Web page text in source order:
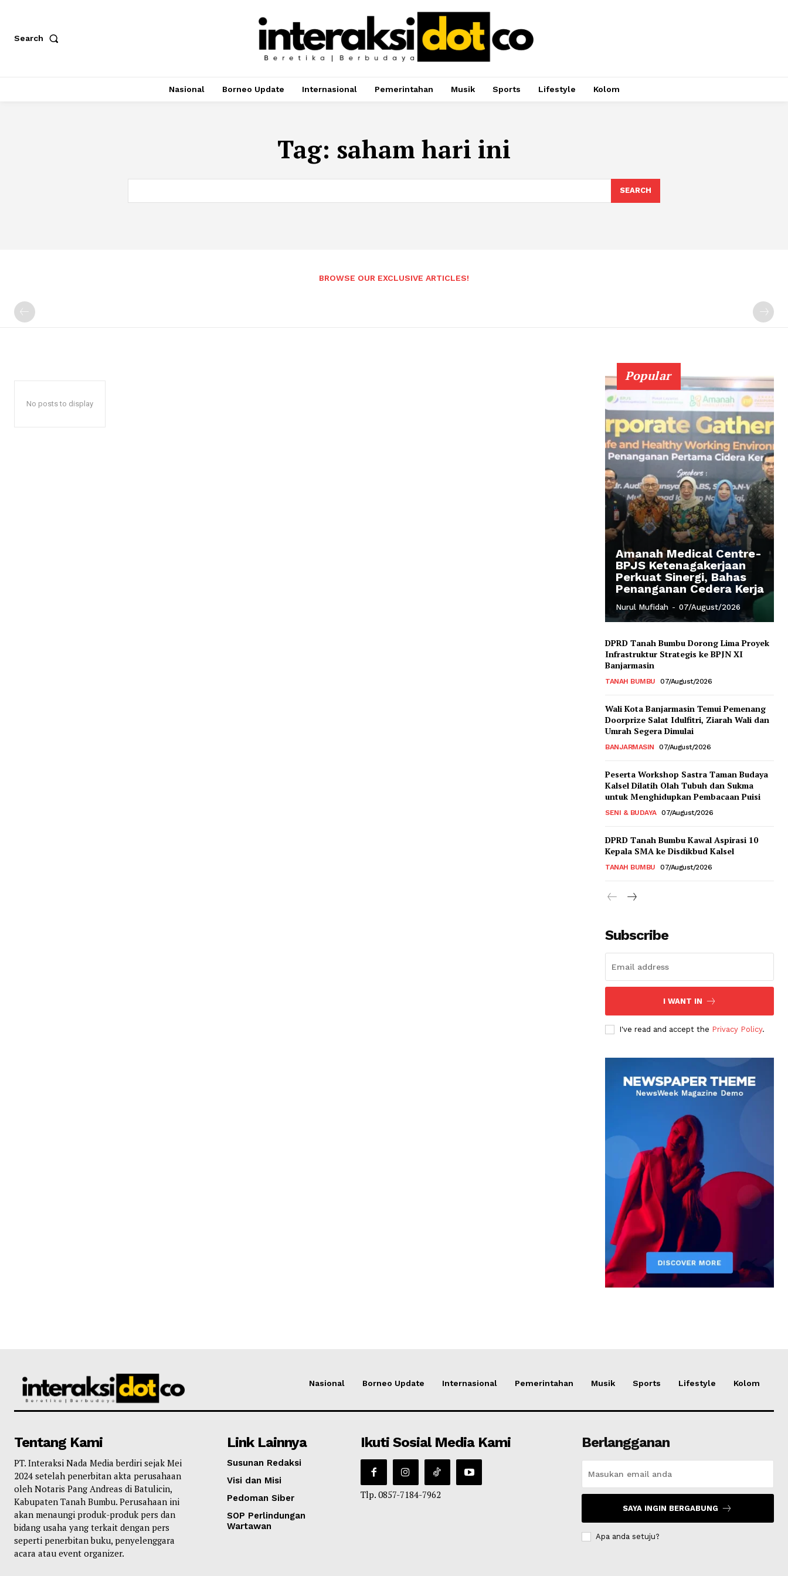
Search
Nasional Borneo Update Internasional Pemerintahan Musik Sports Lifestyle Kolom
Tag: saham hari ini
SEARCH
BROWSE OUR EXCLUSIVE ARTICLES!
No posts to display
Popular
Amanah Medical Centre-
BPJS Ketenagakerjaan
Perkuat Sinergi, Bahas
Penanganan Cedera Kerja
Nurul Mufidah - 07/August/2026
DPRD Tanah Bumbu Dorong Lima Proyek
Infrastruktur Strategis ke BPJN XI
Banjarmasin
TANAH BUMBU 07/August/2026
Wali Kota Banjarmasin Temui Pemenang
Doorprize Salat Idulfitri, Ziarah Wali dan
Umrah Segera Dimulai
BANJARMASIN 07/August/2026
Peserta Workshop Sastra Taman Budaya
Kalsel Dilatih Olah Tubuh dan Sukma
untuk Menghidupkan Pembacaan Puisi
SENI & BUDAYA 07/August/2026
DPRD Tanah Bumbu Kawal Aspirasi 10
Kepala SMA ke Disdikbud Kalsel
TANAH BUMBU 07/August/2026
Subscribe
I WANT IN
I've read and accept the Privacy Policy.
Nasional Borneo Update Internasional Pemerintahan Musik Sports Lifestyle Kolom
Tentang Kami
PT. Interaksi Nada Media berdiri sejak Mei
2024 setelah penerbitan akta perusahaan
oleh Notaris Pang Andreas di Batulicin,
Kabupaten Tanah Bumbu. Perusahaan ini
akan menaungi produk-produk pers dan
bidang usaha yang terkait dengan pers
seperti penerbitan buku, penyelenggara
acara atau event organizer.
Link Lainnya
Susunan Redaksi
Visi dan Misi
Pedoman Siber
SOP Perlindungan
Wartawan
Ikuti Sosial Media Kami
Tlp. 0857-7184-7962
Berlangganan
SAYA INGIN BERGABUNG
Apa anda setuju?